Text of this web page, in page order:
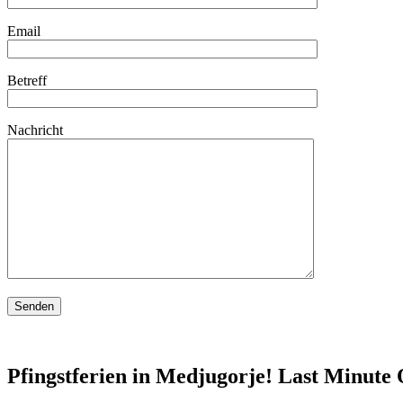
Email
Betreff
Nachricht
Pfingstferien in Medjugorje! Last Minute